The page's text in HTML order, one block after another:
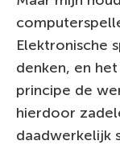
Elektronische
denken, en
principe de
hierdoor
daadwerkelijk